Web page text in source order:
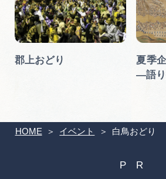
HOME イベント 白鳥おどり
郡上おどり
夏季
―語り